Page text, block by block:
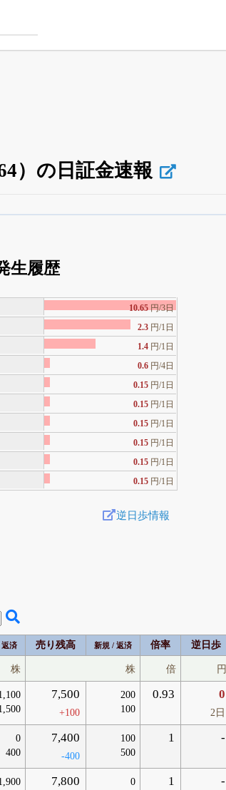
）の日証金速報
と米株版の先行利用も付きます
生履歴
10.65 円/3日
2.3 円/1日
1.4 円/1日
0.6 円/4日
0.15 円/1日
0.15 円/1日
0.15 円/1日
0.15 円/1日
0.15 円/1日
0.15 円/1日
逆日歩情報
返済 売り残高 新規 / 返済 倍率 逆日歩
株 株 倍 円
7,500
+100
200
100
0.93 0
2日
0
400
7,400
-400
100
500
1 -
7,800
0
1 -